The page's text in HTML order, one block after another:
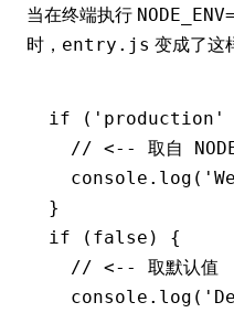
当在终端执行
时， entry.js 变成了这
if ( 'production'
// <-- 取自
  console
.log (
}
if ( false ) {
  // <-- 取默认值
  console
.log (